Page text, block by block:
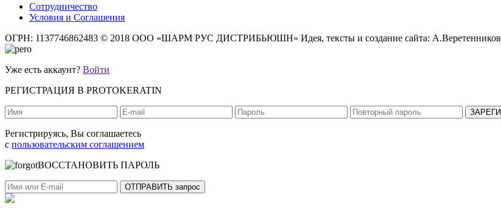
Сотрудничество
Условия и Соглашения
ОГРН: 1137746862483 © 2018 ООО «ШАРМ РУС ДИСТРИБЬЮШН» Идея, тексты и создание сайта: А.Веретенников
Уже есть аккаунт? Войти
РЕГИСТРАЦИЯ В PROTOKERATIN
Регистрируясь, Вы соглашаетесь
с пользовательским соглашением
ВОССТАНОВИТЬ ПАРОЛЬ